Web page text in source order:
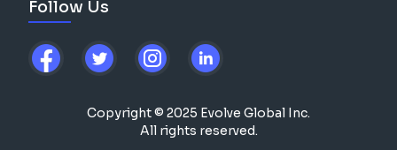
Follow Us
Copyright © 2025 Evolve Global Inc.
All rights reserved.